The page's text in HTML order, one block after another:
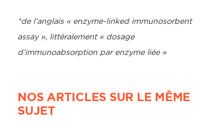
*de l’anglais « enzyme-linked immunosorbent
assay », littéralement « dosage
d’immunoabsorption par enzyme liée »
NOS ARTICLES SUR LE MÊME
SUJET